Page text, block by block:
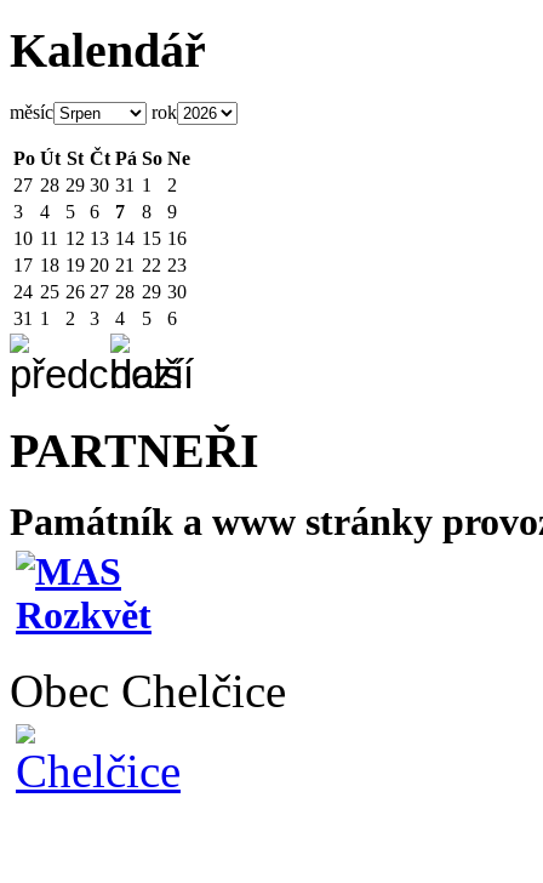
Kalendář
měsíc rok
Po Út St Čt Pá So Ne
27 28 29 30 31 1
2
3
4 5 6 7 8
9
10 11 12 13 14 15 16
17 18 19 20 21 22 23
24 25 26 27 28 29 30
31 1 2 3 4 5 6
PARTNEŘI
Památník a www stránky
Obec Chelčice